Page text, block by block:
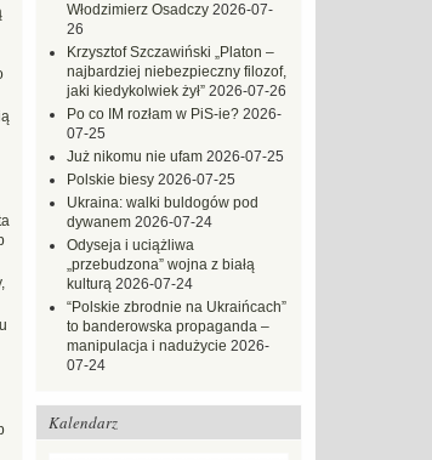
Włodzimierz Osadczy 2026-07-
26
Krzysztof Szczawiński „Platon –
najbardziej niebezpieczny filozof,
jaki kiedykolwiek żył” 2026-07-26
Po co IM rozłam w PiS-ie? 2026-
07-25
Już nikomu nie ufam 2026-07-25
Polskie biesy 2026-07-25
Ukraina: walki buldogów pod
dywanem 2026-07-24
Odyseja i uciążliwa
„przebudzona” wojna z białą
kulturą 2026-07-24
“Polskie zbrodnie na Ukraińcach”
to banderowska propaganda –
manipulacja i nadużycie 2026-
07-24
Kalendarz